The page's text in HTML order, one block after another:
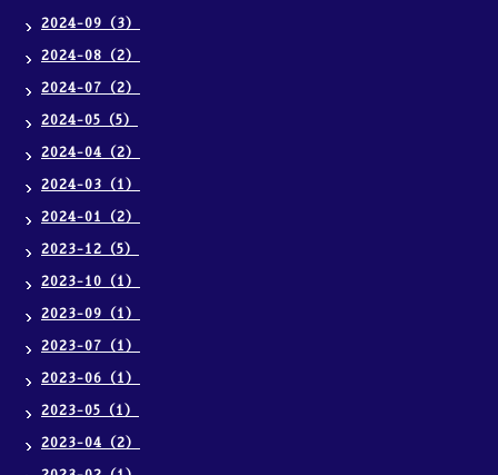
2024-09（3）
2024-08（2）
2024-07（2）
2024-05（5）
2024-04（2）
2024-03（1）
2024-01（2）
2023-12（5）
2023-10（1）
2023-09（1）
2023-07（1）
2023-06（1）
2023-05（1）
2023-04（2）